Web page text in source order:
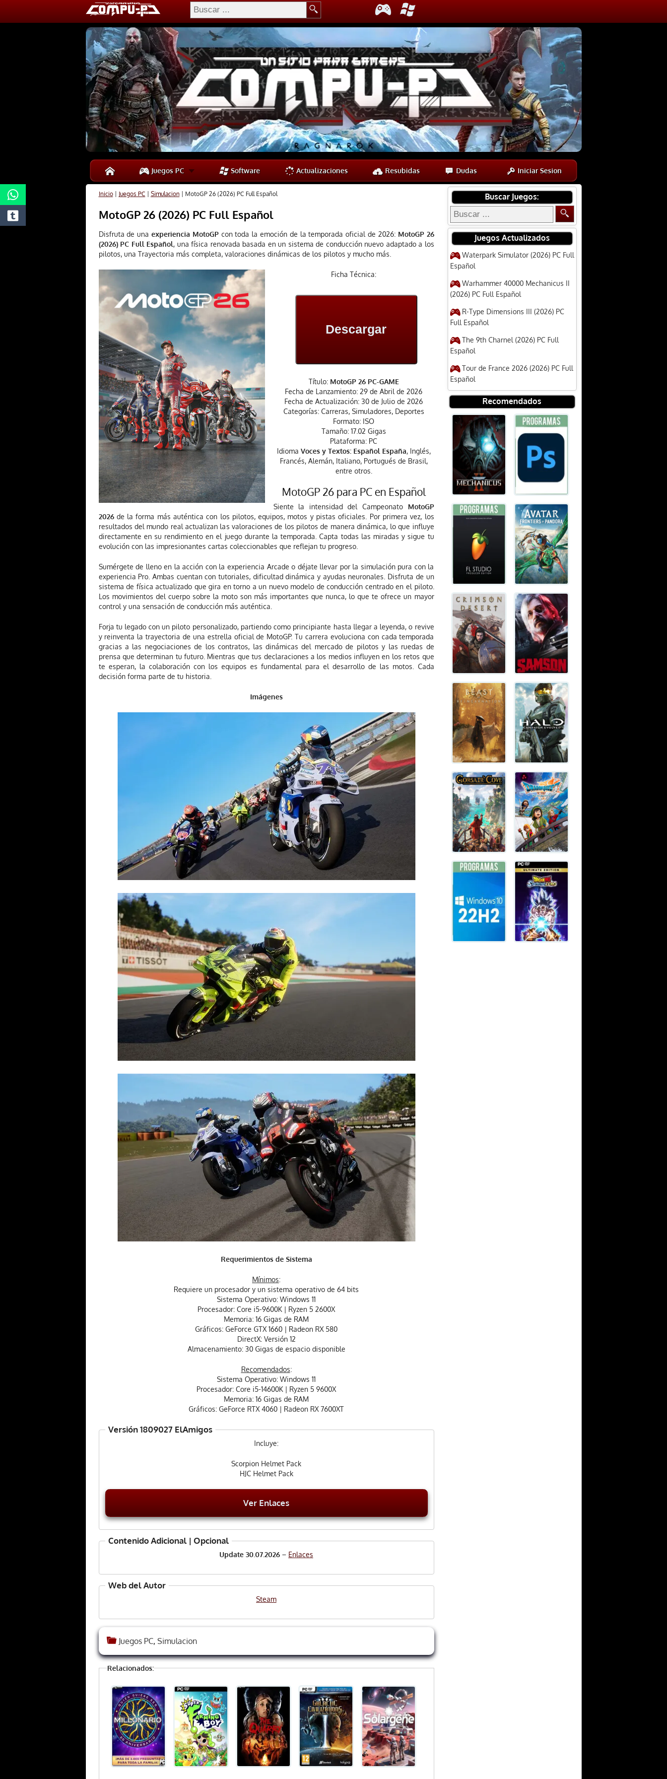
Juegos PC Software Actualizaciones Resubidas Dudas Iniciar Sesion
Inicio| Juegos PC | Simulacion| MotoGP 26 (2026) PC Full Español
MotoGP 26 (2026) PC Full Español
Disfruta de una experiencia MotoGPcon toda la emoción de la temporada oficial de 2026: MotoGP 26
(2026) PC Full Español, una física renovada basada en un sistema de conducción nuevo adaptado a los
pilotos, una Trayectoria más completa, valoraciones dinámicas de los pilotos y mucho más.
Ficha Técnica:
Descargar
Título: MotoGP 26 PC-GAME
Fecha de Lanzamiento: 29 de Abril de 2026
Fecha de Actualización: 30 de Julio de 2026
Categorías: Carreras, Simuladores, Deportes
Formato: ISO
Tamaño: 17.02 Gigas
Plataforma: PC
Idioma Voces y Textos: Español España, Inglés,
Francés, Alemán, Italiano, Portugués de Brasil,
entre otros.
MotoGP 26 para PC en Español
Siente la intensidad del Campeonato MotoGP
2026de la forma más auténtica con los pilotos, equipos, motos y pistas oficiales. Por primera vez, los
resultados del mundo real actualizan las valoraciones de los pilotos de manera dinámica, lo que influye
directamente en su rendimiento en el juego durante la temporada. Capta todas las miradas y sigue tu
evolución con las impresionantes cartas coleccionables que reflejan tu progreso.
Sumérgete de lleno en la acción con la experiencia Arcade o déjate llevar por la simulación pura con la
experiencia Pro. Ambas cuentan con tutoriales, dificultad dinámica y ayudas neuronales. Disfruta de un
sistema de física actualizado que gira en torno a un nuevo modelo de conducción centrado en el piloto.
Los movimientos del cuerpo sobre la moto son más importantes que nunca, lo que te ofrece un mayor
control y una sensación de conducción más auténtica.
Forja tu legado con un piloto personalizado, partiendo como principiante hasta llegar a leyenda, o revive
y reinventa la trayectoria de una estrella oficial de MotoGP. Tu carrera evoluciona con cada temporada
gracias a las negociaciones de los contratos, las dinámicas del mercado de pilotos y las ruedas de
prensa que determinan tu futuro. Mientras que tus declaraciones a los medios influyen en los retos que
te esperan, la colaboración con los equipos es fundamental para el desarrollo de las motos. Cada
decisión forma parte de tu historia.
Imágenes
Requerimientos de Sistema
Mínimos:
Requiere un procesador y un sistema operativo de 64 bits
Sistema Operativo: Windows 11
Procesador: Core i5-9600K | Ryzen 5 2600X
Memoria: 16 Gigas de RAM
Gráficos: GeForce GTX 1660 | Radeon RX 580
DirectX: Versión 12
Almacenamiento: 30 Gigas de espacio disponible
Recomendados:
Sistema Operativo: Windows 11
Procesador: Core i5-14600K | Ryzen 5 9600X
Memoria: 16 Gigas de RAM
Gráficos: GeForce RTX 4060 | Radeon RX 7600XT
Versión 1809027 ElAmigos
Incluye:
Scorpion Helmet Pack
HJC Helmet Pack
Ver Enlaces
Contenido Adicional | Opcional
Update 30.07.2026 – Enlaces
Web del Autor
Steam
Juegos PC, Simulacion
Relacionados:
Buscar Juegos:
Juegos Actualizados
Waterpark Simulator (2026) PC Full
Español
Warhammer 40000 Mechanicus II
(2026) PC Full Español
R-Type Dimensions III (2026) PC
Full Español
The 9th Charnel (2026) PC Full
Español
Tour de France 2026 (2026) PC Full
Español
Recomendados